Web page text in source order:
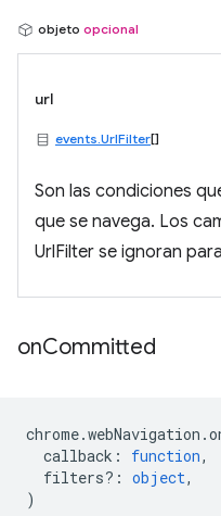
objeto opcional
url
events.UrlFilter[]
Son las condiciones
que se navega. Los
UrlFilter se ignoran
onCommitted
chrome.webNavigation .
callback : function,
filters? : object,
)